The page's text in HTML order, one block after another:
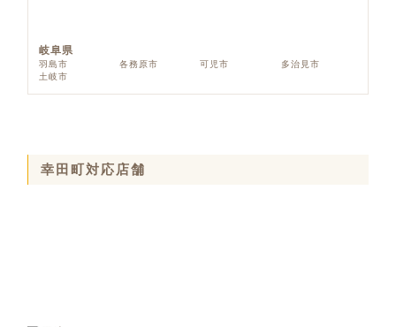
岐阜県
羽島市 各務原市 可児市
多治見市
土岐市
幸田町対応店舗